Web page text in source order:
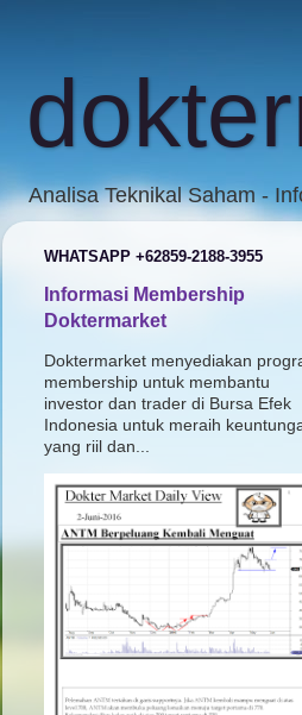
Analisa Teknikal Saham -
WHATSAPP +62859-2188-3955
Informasi Membership
Doktermarket
Doktermarket menyediakan
membership untuk membantu
investor dan trader di Bursa Efek
Indonesia untuk meraih
yang riil dan...